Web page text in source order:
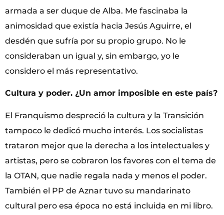
armada a ser duque de Alba. Me fascinaba la
animosidad que existía hacia Jesús Aguirre, el
desdén que sufría por su propio grupo. No le
consideraban un igual y, sin embargo, yo le
considero el más representativo.
Cultura y poder. ¿Un amor imposible en este país?
El Franquismo despreció la cultura y la Transición
tampoco le dedicó mucho interés. Los socialistas
trataron mejor que la derecha a los intelectuales y
artistas, pero se cobraron los favores con el tema de
la OTAN, que nadie regala nada y menos el poder.
También el PP de Aznar tuvo su mandarinato
cultural pero esa época no está incluida en mi libro.